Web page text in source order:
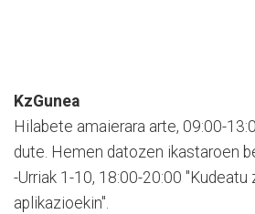
KzGunea
Hilabete amaierara arte, 09:00-
dute. Hemen datozen ikastaroen
-Urriak 1-10, 18:00-20:00 "Kudeatu
aplikazioekin".